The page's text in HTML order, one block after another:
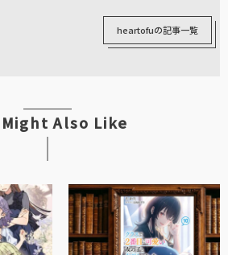
heartofuの記事一覧
Might Also Like